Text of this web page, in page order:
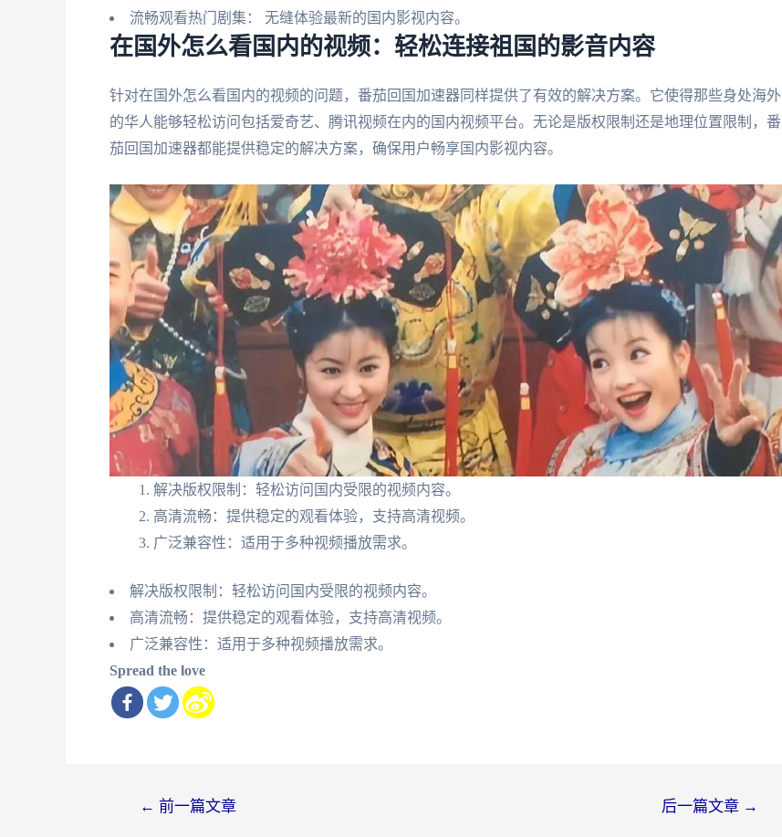
流畅观看热门剧集： 无缝体验最新的国内影视内容。
在国外怎么看国内的视频：轻松连接祖国的影音内容
针对在国外怎么看国内的视频的问题，番茄回国加速器同样提供了有效的解决方案。它使得那些身处海外
的华人能够轻松访问包括爱奇艺、腾讯视频在内的国内视频平台。无论是版权限制还是地理位置限制，番
茄回国加速器都能提供稳定的解决方案，确保用户畅享国内影视内容。
解决版权限制：轻松访问国内受限的视频内容。
高清流畅：提供稳定的观看体验，支持高清视频。
广泛兼容性：适用于多种视频播放需求。
解决版权限制：轻松访问国内受限的视频内容。
高清流畅：提供稳定的观看体验，支持高清视频。
广泛兼容性：适用于多种视频播放需求。
Spread the love
← 前一篇文章 后一篇文章 →